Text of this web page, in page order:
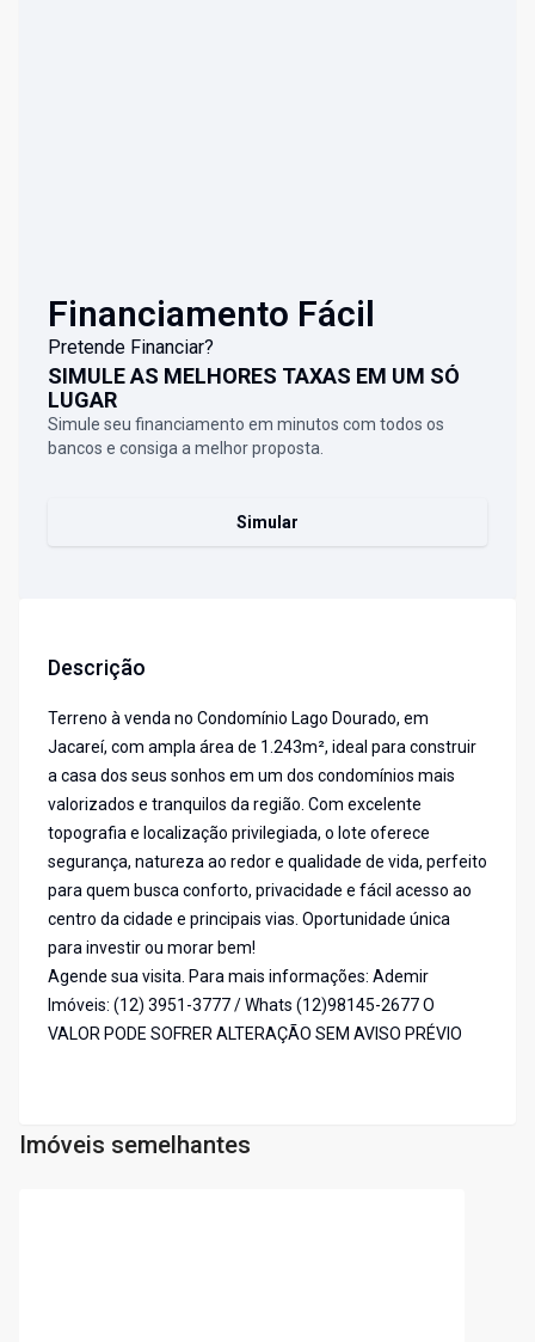
Financiamento Fácil
Pretende Financiar?
SIMULE AS MELHORES TAXAS EM UM SÓ
LUGAR
Simule seu financiamento em minutos com todos os
bancos e consiga a melhor proposta.
Simular
Descrição
Terreno à venda no Condomínio Lago Dourado, em
Jacareí, com ampla área de 1.243m², ideal para construir
a casa dos seus sonhos em um dos condomínios mais
valorizados e tranquilos da região. Com excelente
topografia e localização privilegiada, o lote oferece
segurança, natureza ao redor e qualidade de vida, perfeito
para quem busca conforto, privacidade e fácil acesso ao
centro da cidade e principais vias. Oportunidade única
para investir ou morar bem!
Agende sua visita. Para mais informações: Ademir
Imóveis: (12) 3951-3777 / Whats (12)98145-2677 O
VALOR PODE SOFRER ALTERAÇÃO SEM AVISO PRÉVIO
Imóveis semelhantes